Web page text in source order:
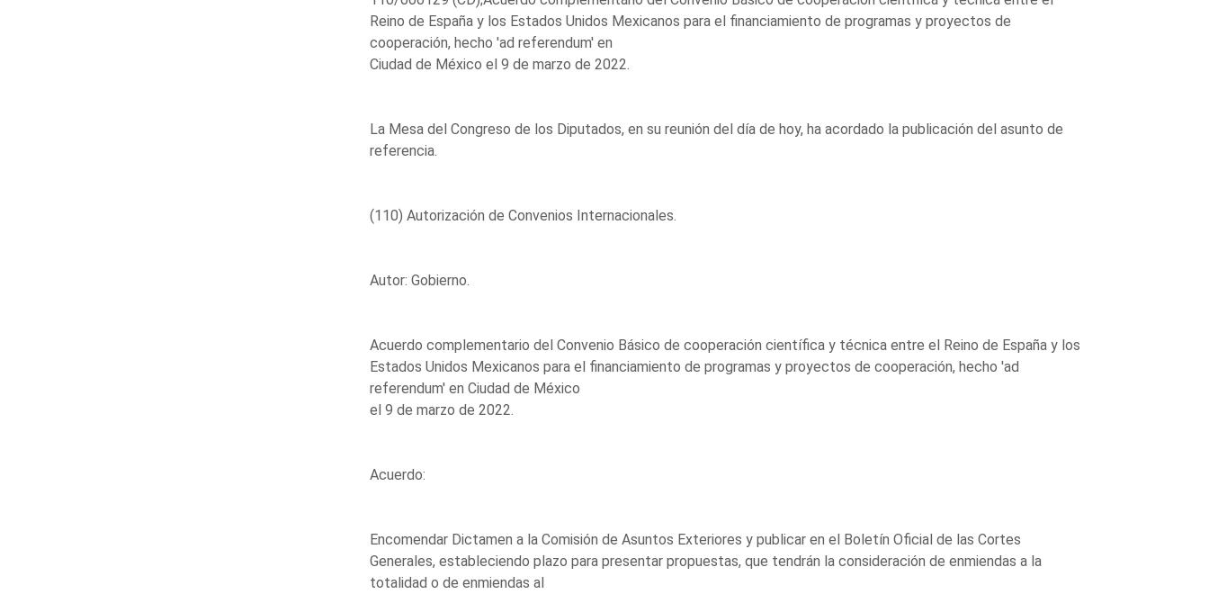
Reino de España y los Estados Unidos Mexicanos para el financiamiento de programas y proyectos de
cooperación, hecho 'ad referendum' en
Ciudad de México el 9 de marzo de 2022.
La Mesa del Congreso de los Diputados, en su reunión del día de hoy, ha acordado la publicación del asunto de
referencia.
(110) Autorización de Convenios Internacionales.
Autor: Gobierno.
Acuerdo complementario del Convenio Básico de cooperación científica y técnica entre el Reino de España y los
Estados Unidos Mexicanos para el financiamiento de programas y proyectos de cooperación, hecho 'ad
referendum' en Ciudad de México
el 9 de marzo de 2022.
Acuerdo:
Encomendar Dictamen a la Comisión de Asuntos Exteriores y publicar en el Boletín Oficial de las Cortes
Generales, estableciendo plazo para presentar propuestas, que tendrán la consideración de enmiendas a la
totalidad o de enmiendas al